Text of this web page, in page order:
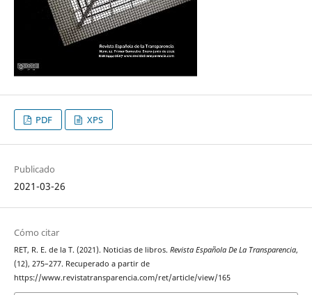
PDF XPS
Publicado
2021-03-26
Cómo citar
RET, R. E. de la T. (2021). Noticias de libros. Revista Española De La Transparencia,
(12), 275–277. Recuperado a partir de
https://www.revistatransparencia.com/ret/article/view/165